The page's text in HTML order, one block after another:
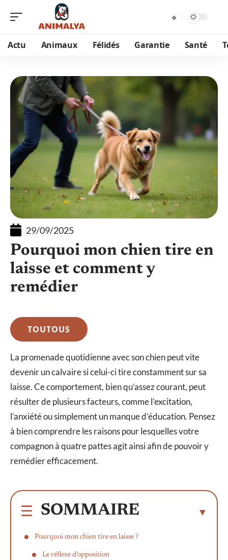
Actu Animaux Félidés Garantie Santé
29/09/2025
Pourquoi mon chien tire en
laisse et comment y
remédier
TOUTOUS
La promenade quotidienne avec son chien peut vite
devenir un calvaire si celui-ci tire constamment sur sa
laisse. Ce comportement, bien qu’assez courant, peut
résulter de plusieurs facteurs, comme l’excitation,
l’anxiété ou simplement un manque d’éducation. Pensez
à bien comprendre les raisons pour lesquelles votre
compagnon à quatre pattes agit ainsi afin de pouvoir y
remédier efficacement.
SOMMAIRE
Pourquoi mon chien tire en laisse ?
Le réflexe d’opposition